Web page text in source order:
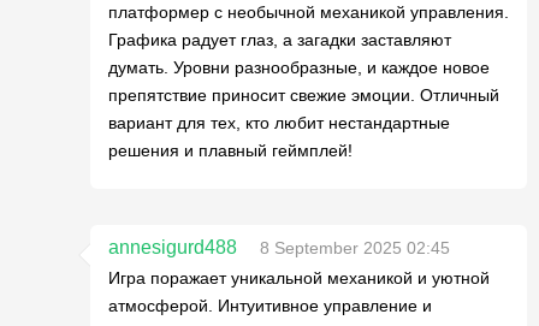
платформер с необычной механикой управления.
Графика радует глаз, а загадки заставляют
думать. Уровни разнообразные, и каждое новое
препятствие приносит свежие эмоции. Отличный
вариант для тех, кто любит нестандартные
решения и плавный геймплей!
annesigurd488
8 September 2025 02:45
Игра поражает уникальной механикой и уютной
атмосферой. Интуитивное управление и